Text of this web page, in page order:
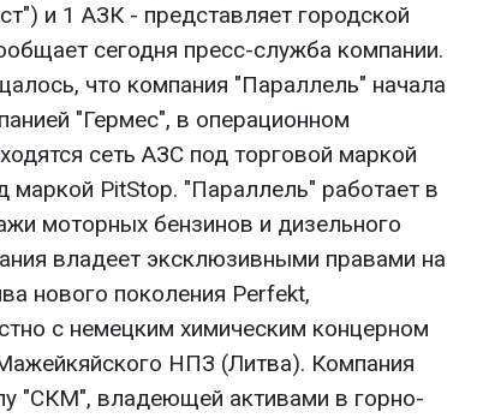
и 1 АЗК - представляет городской
сегодня пресс-служба компании.
что компания "Параллель" начала
"Гермес", в операционном
сеть АЗС под торговой маркой
маркой PitStop. "Параллель" работает в
моторных бензинов и дизельного
владеет эксклюзивными правами на
нового поколения Perfekt,
с немецким химическим концерном
НПЗ (Литва). Компания
"СКМ", владеющей активами в горно-